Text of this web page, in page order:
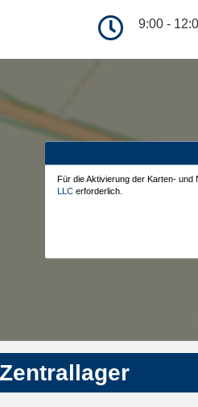
9:00 -
Für die Aktivierung der Karten-
LLC erforderlich.